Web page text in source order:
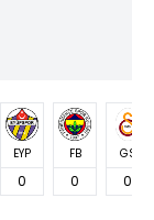
EYP
0
FB
0
GS
0